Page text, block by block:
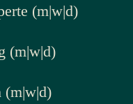
(m|w|d)
(m|w|d)
(m|w|d)